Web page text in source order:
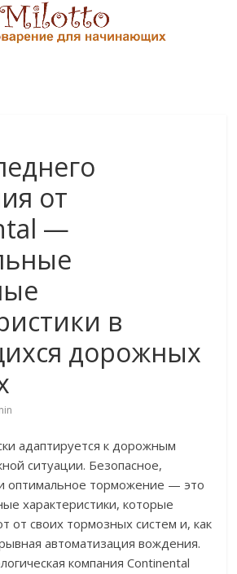
от
—
в
дорожных
адаптируется к дорожным
ситуации. Безопасное,
оптимальное торможение — это
характеристики, которые
от своих тормозных систем и, как
автоматизация вождения.
компания Continental